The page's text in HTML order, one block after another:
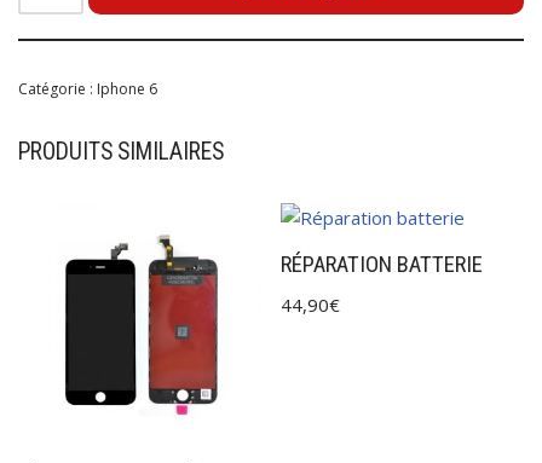
Catégorie : Iphone 6
PRODUITS SIMILAIRES
RÉPARATION BATTERIE
44,90€